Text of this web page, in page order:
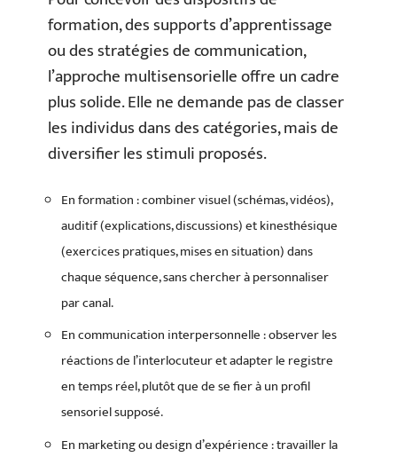
formation, des supports d’apprentissage
ou des stratégies de communication,
l’approche multisensorielle offre un cadre
plus solide. Elle ne demande pas de classer
les individus dans des catégories, mais de
diversifier les stimuli proposés.
En formation : combiner visuel (schémas, vidéos),
auditif (explications, discussions) et kinesthésique
(exercices pratiques, mises en situation) dans
chaque séquence, sans chercher à personnaliser
par canal.
En communication interpersonnelle : observer les
réactions de l’interlocuteur et adapter le registre
en temps réel, plutôt que de se fier à un profil
sensoriel supposé.
En marketing ou design d’expérience : travailler la